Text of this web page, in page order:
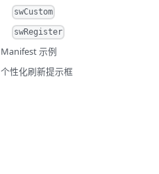
swCustom
swRegister
Manifest 示例
个性化刷新提示框